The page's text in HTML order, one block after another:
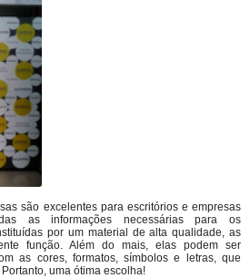
são excelentes para escritórios e empresas
as informações necessárias para os
por um material de alta qualidade, as
função. Além do mais, elas podem ser
as cores, formatos, símbolos e letras, que
uma ótima escolha!